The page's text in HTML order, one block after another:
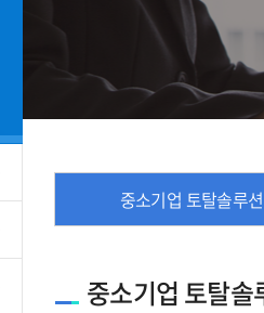
중소기업 토탈솔루
중소기업 토탈솔